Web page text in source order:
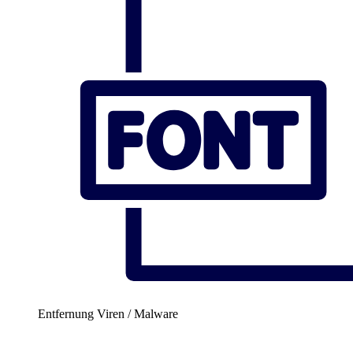
Entfernung Viren / Malware